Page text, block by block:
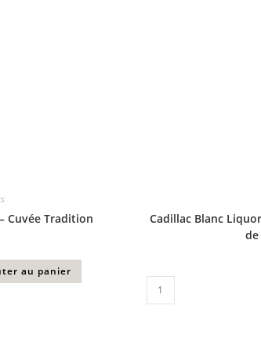
Cuvée Tradition
au panier
Cadillac Blanc
de